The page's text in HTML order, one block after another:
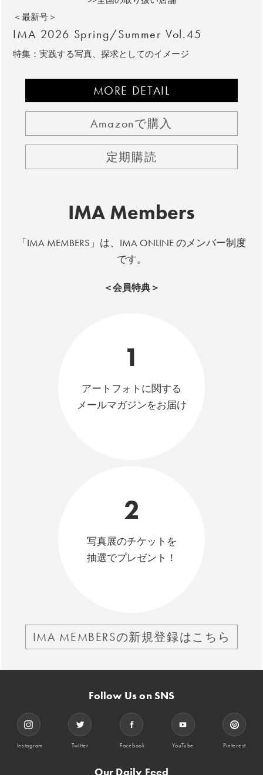
＜最新号＞
IMA 2026 Spring/Summer Vol.45
特集：実践する写真、探求としてのイメージ
MORE DETAIL
Amazonで購入
定期購読
IMA Members
「IMA MEMBERS」は、IMA ONLINE のメンバー制度
です。
＜会員特典＞
1
アートフォトに関する
メールマガジンをお届け
2
写真展のチケットを
抽選でプレゼント！
IMA MEMBERSの新規登録はこちら
Follow Us on SNS
Instagram Twitter Facebook YouTube Pinterest
Our Daily Feed